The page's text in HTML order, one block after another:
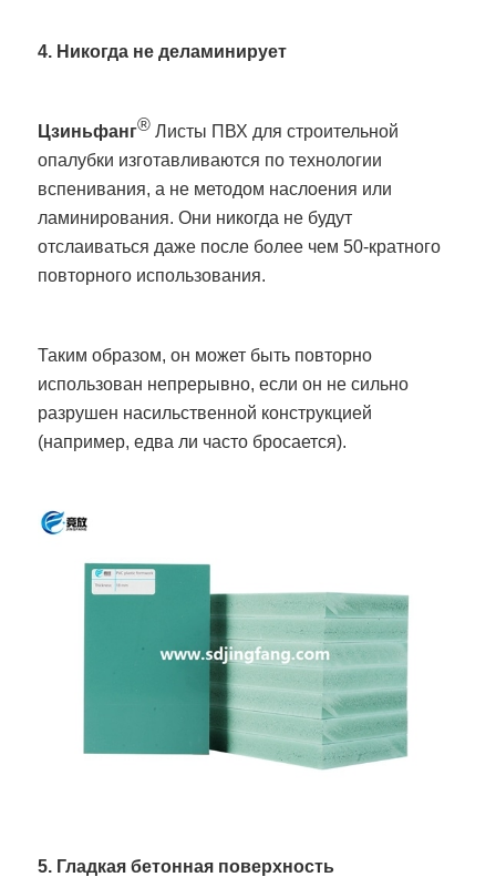
4. Никогда не деламинирует
Цзиньфанг® Листы ПВХ для строительной
опалубки изготавливаются по технологии
вспенивания, а не методом наслоения или
ламинирования. Они никогда не будут
отслаиваться даже после более чем 50-кратного
повторного использования.
Таким образом, он может быть повторно
использован непрерывно, если он не сильно
разрушен насильственной конструкцией
(например, едва ли часто бросается).
5. Гладкая бетонная поверхность